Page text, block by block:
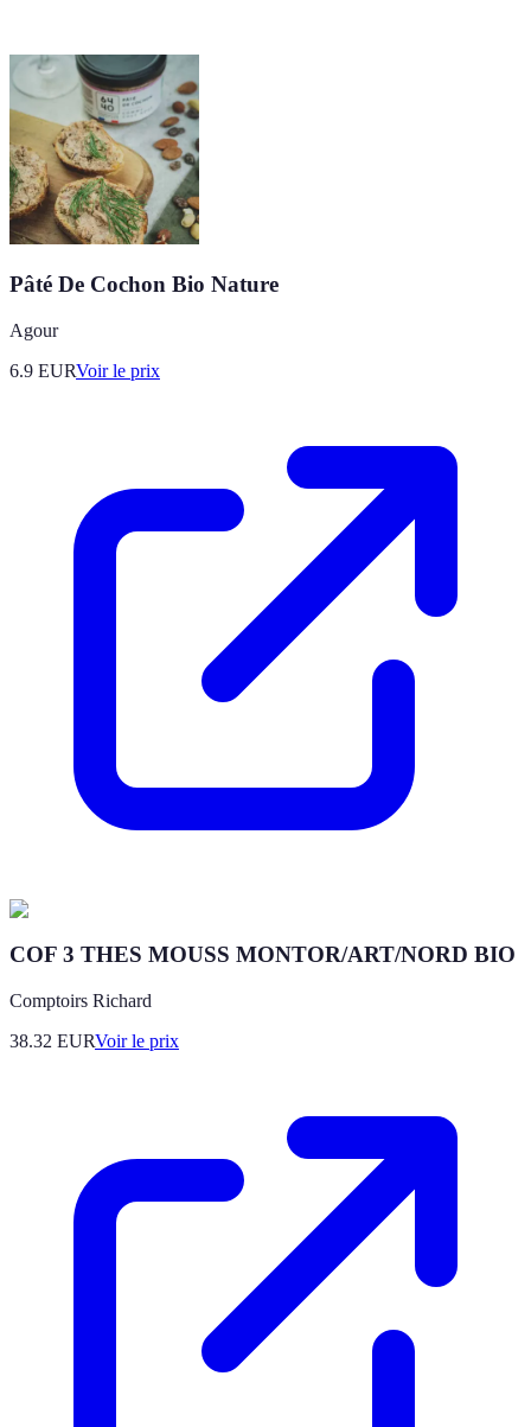
Pâté De Cochon Bio Nature
Agour
6.9 EURVoir le prix
COF 3 THES MOUSS MONTOR/ART/NORD BIO
Comptoirs Richard
38.32 EURVoir le prix